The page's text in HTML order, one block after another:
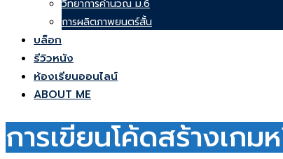
วิทยาการคำนวณ ม.6
การผลิตภาพยนตร์สั้น
บล็อก
รีวิวหนัง
ห้องเรียนออนไลน์
ABOUT ME
การเขียนโค้ดสร้างเก